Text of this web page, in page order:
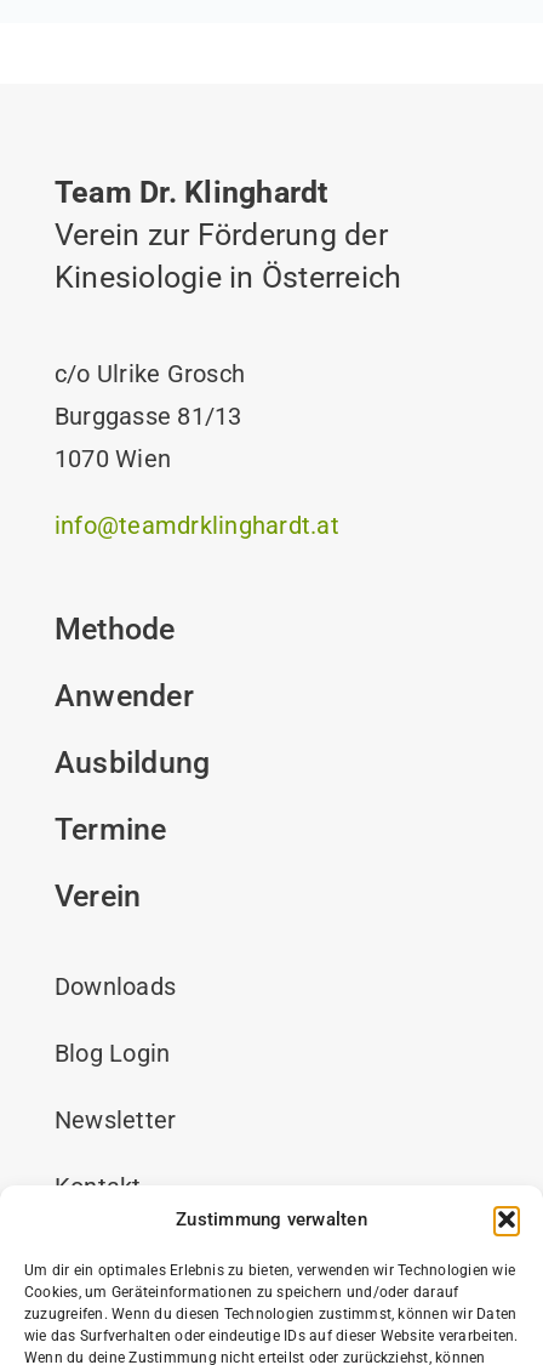
Zustimmung verwalten
Um dir ein optimales Erlebnis zu bieten, verwenden wir Technologien wie
Cookies, um Geräteinformationen zu speichern und/oder darauf
zuzugreifen. Wenn du diesen Technologien zustimmst, können wir Daten
wie das Surfverhalten oder eindeutige IDs auf dieser Website verarbeiten.
Wenn du deine Zustimmung nicht erteilst oder zurückziehst, können
Team Dr. Klinghardt
Verein zur Förderung der
Kinesiologie in Österreich
c/o Ulrike Grosch
Burggasse 81/13
1070 Wien
info@teamdrklinghardt.at
Methode
Anwender
Ausbildung
Termine
Verein
Downloads
Blog Login
Newsletter
Kontakt
Datenschutz